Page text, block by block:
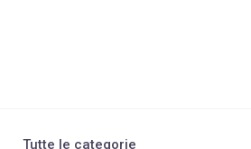
Tutte le categorie